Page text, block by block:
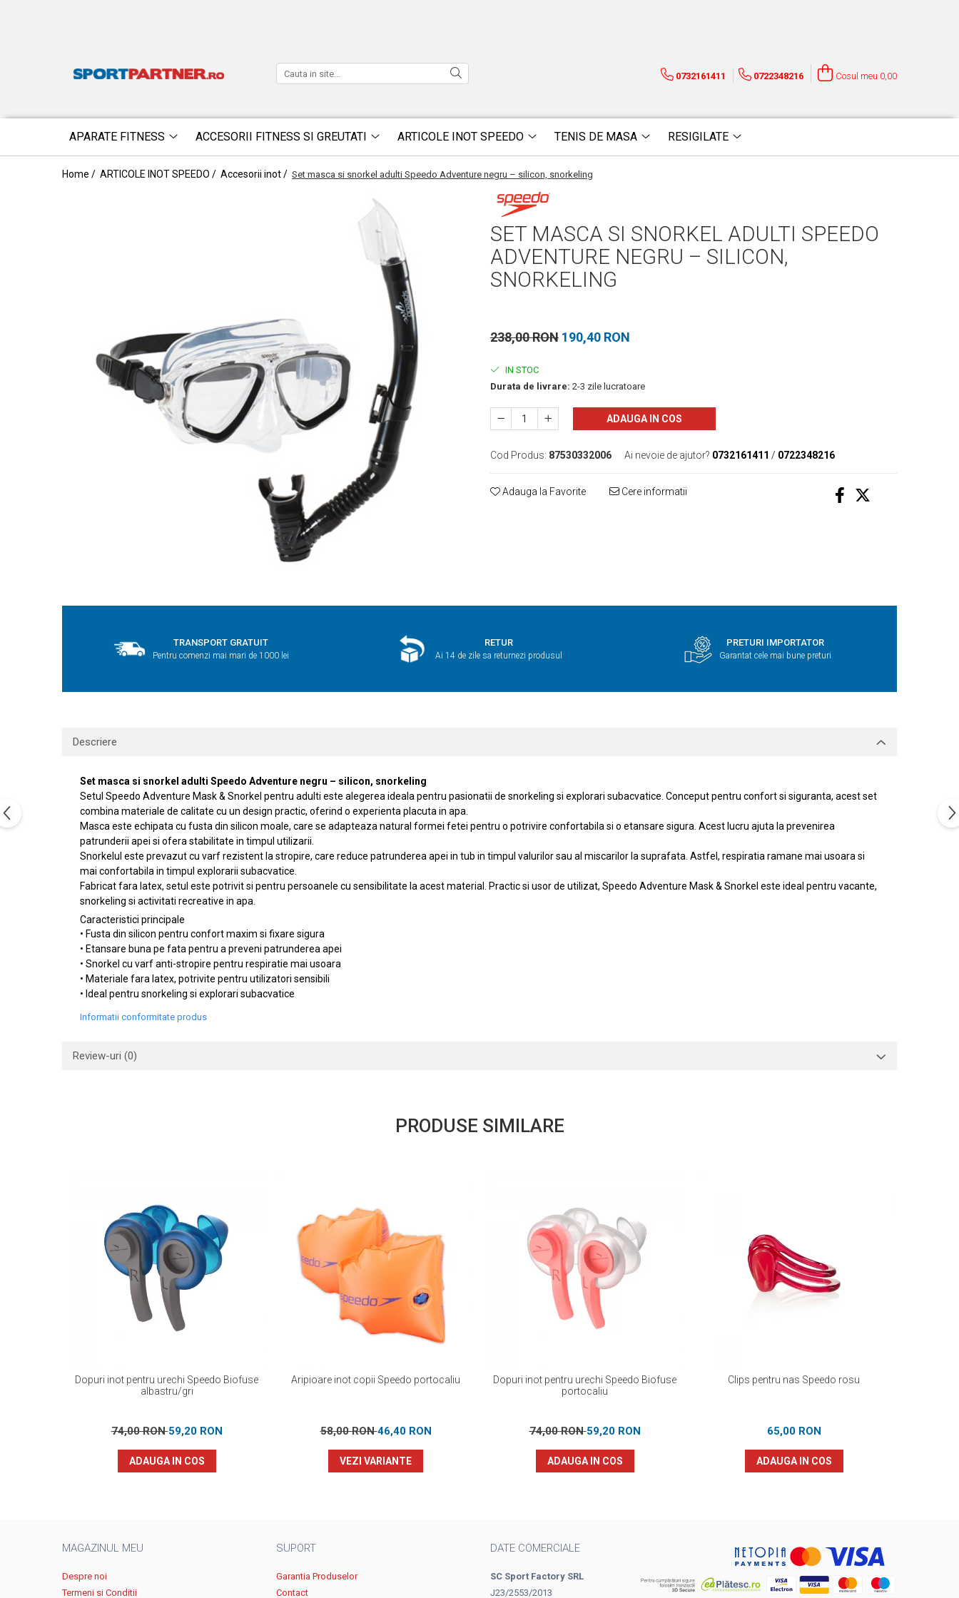
0732161411 0722348216 Cosul meu 0,00
APARATE FITNESS ACCESORII FITNESS SI GREUTATI ARTICOLE INOT SPEEDO TENIS DE MASA RESIGILATE
Home / ARTICOLE INOT SPEEDO / Accesorii inot / Set masca si snorkel adulti Speedo Adventure negru – silicon, snorkeling
SET MASCA SI SNORKEL ADULTI SPEEDO
ADVENTURE NEGRU – SILICON,
SNORKELING
238,00 RON 190,40 RON
IN STOC
Durata de livrare: 2-3 zile lucratoare
ADAUGA IN COS
Cod Produs: 87530332006 Ai nevoie de ajutor? 0732161411 / 0722348216
Adauga la Favorite Cere informatii
TRANSPORT GRATUIT
Pentru comenzi mai mari de 1000 lei
RETUR
Ai 14 de zile sa returnezi produsul
PRETURI IMPORTATOR
Garantat cele mai bune preturi
Descriere
Set masca si snorkel adulti Speedo Adventure negru – silicon, snorkeling
Setul Speedo Adventure Mask & Snorkel pentru adulti este alegerea ideala pentru pasionatii de snorkeling si explorari subacvatice. Conceput pentru confort si siguranta, acest set
combina materiale de calitate cu un design practic, oferind o experienta placuta in apa.
Masca este echipata cu fusta din silicon moale, care se adapteaza natural formei fetei pentru o potrivire confortabila si o etansare sigura. Acest lucru ajuta la prevenirea
patrunderii apei si ofera stabilitate in timpul utilizarii.
Snorkelul este prevazut cu varf rezistent la stropire, care reduce patrunderea apei in tub in timpul valurilor sau al miscarilor la suprafata. Astfel, respiratia ramane mai usoara si
mai confortabila in timpul explorarii subacvatice.
Fabricat fara latex, setul este potrivit si pentru persoanele cu sensibilitate la acest material. Practic si usor de utilizat, Speedo Adventure Mask & Snorkel este ideal pentru vacante,
snorkeling si activitati recreative in apa.
Caracteristici principale
• Fusta din silicon pentru confort maxim si fixare sigura
• Etansare buna pe fata pentru a preveni patrunderea apei
• Snorkel cu varf anti-stropire pentru respiratie mai usoara
• Materiale fara latex, potrivite pentru utilizatori sensibili
• Ideal pentru snorkeling si explorari subacvatice
Informatii conformitate produs
Review-uri (0)
PRODUSE SIMILARE
Dopuri inot pentru urechi Speedo Biofuse
albastru/gri
74,00 RON59,20 RON
ADAUGA IN COS
Aripioare inot copii Speedo portocaliu
58,00 RON46,40 RON
VEZI VARIANTE
Dopuri inot pentru urechi Speedo Biofuse
portocaliu
74,00 RON59,20 RON
ADAUGA IN COS
Clips pentru nas Speedo rosu
65,00 RON
ADAUGA IN COS
MAGAZINUL MEU
Despre noi
Termeni si Conditii
SUPORT
Garantia Produselor
Contact
DATE COMERCIALE
SC Sport Factory SRL
J23/2553/2013